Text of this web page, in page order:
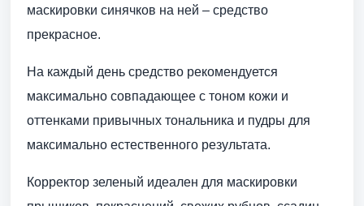
маскировки синячков на ней – средство
прекрасное.
На каждый день средство рекомендуется
максимально совпадающее с тоном кожи и
оттенками привычных тональника и пудры для
максимально естественного результата.
Корректор зеленый идеален для маскировки